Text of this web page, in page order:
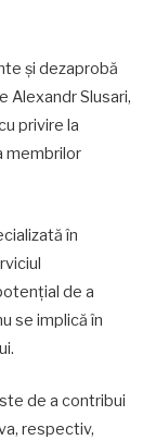
și dezaprobă
Alexandr Slusari,
privire la
membrilor
în
de a
se implică în
de a contribui
respectiv,